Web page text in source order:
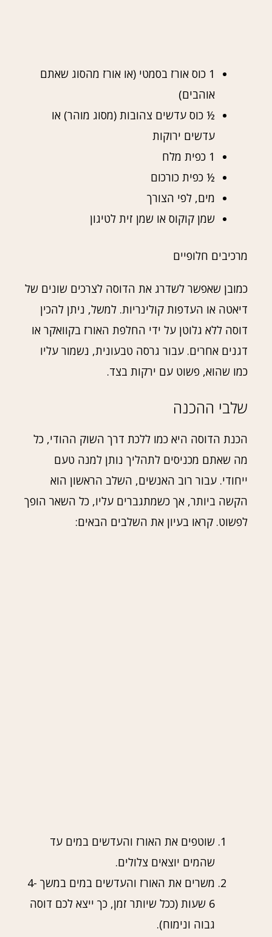
1 כוס אורז בסמטי (או אורז מהסוג שאתם
אוהבים)
½ כוס עדשים צהובות (מסוג מוהר) או
עדשים ירוקות
1 כפית מלח
½ כפית כורכום
מים, לפי הצורך
שמן קוקוס או שמן זית לטיגון
מרכיבים חלופיים
כמובן שאפשר לשדרג את הדוסה לצרכים שונים של
דיאטה או העדפות קולינריות. למשל, ניתן להכין
דוסה ללא גלוטן על ידי החלפת האורז בקוואקר או
דגנים אחרים. עבור גרסה טבעונית, נשמור עליו
כמו שהוא, פשוט עם ירקות בצד.
שלבי ההכנה
הכנת הדוסה היא כמו ללכת דרך השוק ההודי, כל
מה שאתם מכניסים לתהליך נותן למנה טעם
ייחודי. עבור רוב האנשים, השלב הראשון הוא
הקשה ביותר, אך כשמתגברים עליו, כל השאר הופך
לפשוט. קראו בעיון את השלבים הבאים:
שוטפים את האורז והעדשים במים עד
שהמים יוצאים צלולים.
משרים את האורז והעדשים במים במשך 4-
6 שעות (ככל שיותר זמן, כך ייצא לכם דוסה
גבוה ונימוח).